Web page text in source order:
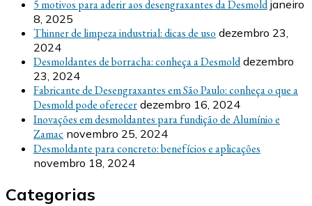
5 motivos para aderir aos desengraxantes da Desmold janeiro
8, 2025
Thinner de limpeza industrial: dicas de uso dezembro 23,
2024
Desmoldantes de borracha: conheça a Desmold dezembro
23, 2024
Fabricante de Desengraxantes em São Paulo: conheça o que a
Desmold pode oferecer dezembro 16, 2024
Inovações em desmoldantes para fundição de Alumínio e
Zamac novembro 25, 2024
Desmoldante para concreto: benefícios e aplicações
novembro 18, 2024
Categorias